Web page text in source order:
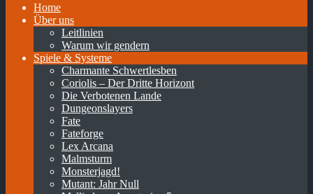
Home
Über uns
Leitlinien
Warum wir gendern
Spiele & Systeme
Charmante Schwertlesben
Coriolis – Der Dritte Horizont
Die Verbotenen Lande
Dungeonslayers
Fate
Fateforge
Lex Arcana
Malmsturm
Monsterjagd!
Mutant: Jahr Null